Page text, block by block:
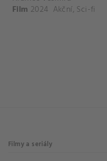
Film 2024 Akční, Sci-fi
Filmy a seriály